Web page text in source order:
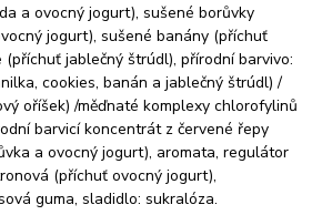
a ovocný jogurt), sušené borůvky
jogurt), sušené banány (příchuť
jablečný štrúdl), přírodní barvivo:
cookies, banán a jablečný štrúdl) /
oříšek) /měďnaté komplexy chlorofylinů
barvicí koncentrát z červené řepy
a ovocný jogurt), aromata, regulátor
(příchuť ovocný jogurt),
guma, sladidlo: sukralóza.